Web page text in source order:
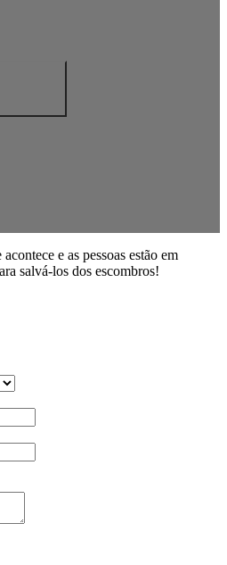
e as pessoas estão em
salvá-los dos escombros!